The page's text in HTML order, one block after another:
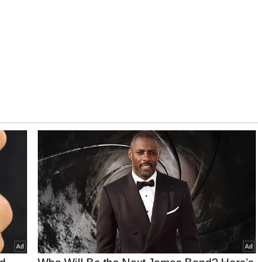
మరియాదై', 'మண் వాసనై', 'కరుత్తమ్మ', 'కిళక్కు
మనసులో నిలిచిపోయాయి. ముఖ్యంగా మానవ
ఆయన తెరపై చూపించిన విధానం ఎన్నో తరాలను